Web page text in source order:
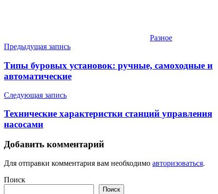
Разное
Навигация
по
записям
Предыдущая запись
Типы буровых установок: ручные, самоходные и
автоматические
Следующая запись
Технические характеристки станций управления
насосами
Добавить комментарий
Для отправки комментария вам необходимо авторизоваться.
Поиск
Поиск